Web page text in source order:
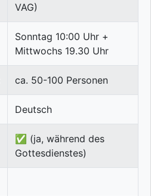
VAG)
Sonntag 10:00 Uhr +
Mittwochs 19.30 Uhr
ca. 50-100 Personen
Deutsch
✅ (ja, während des
Gottesdienstes)